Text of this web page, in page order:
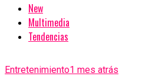
New
Multimedia
Tendencias
Entretenimiento1 mes atrás